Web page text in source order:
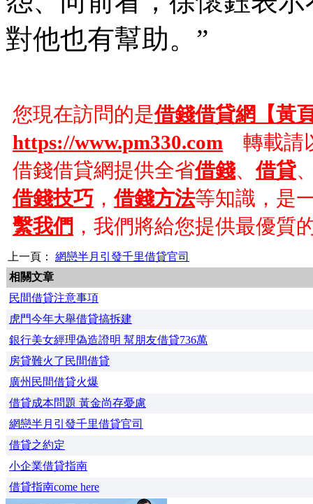
對他也有幫助。”
您現在訪問的是借錢借貸網【黃
https://www.pm330.com 轉載請
借錢借貸網提供全省借錢、借貸
借錢技巧 ，借錢方法等知識，是
繫我們 ，我們將給您提供最優質
上一頁： 網戀半月引發千里借貸官司
相關文章
民間借貸注意事項
虎門今年大舉借貸搞拆建
銀行美女經理偽造證明 幫朋友借貸736萬
房貸難火了民間借貸
廣州民間借貸火爆
借貸成本問題 黃金尚存憂慮
網戀半月引發千里借貸官司
借貸之約定
小企業借貸指南
借貸指南come here